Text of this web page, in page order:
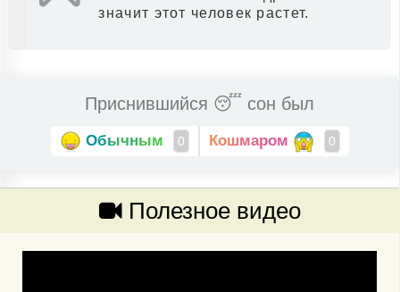
значит этот человек растет.
Приснившийся 😴 сон был
Обычным 0 Кошмаром 0
Полезное видео